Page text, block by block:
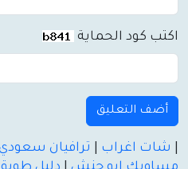
اكتب كود الحماية
أضف التعليق
شات اغراب ترافيان